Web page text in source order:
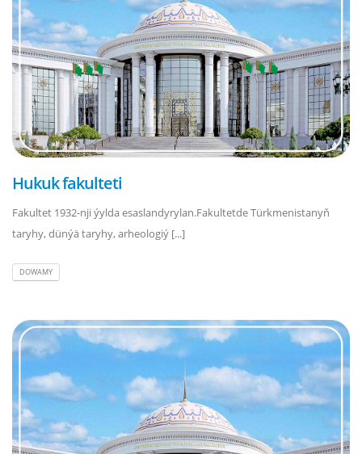
Hukuk fakulteti
Fakultet 1932-nji ýylda esaslandyrylan.Fakultetde Türkmenistanyň
taryhy, dünýä taryhy, arheologiý [...]
DOWAMY